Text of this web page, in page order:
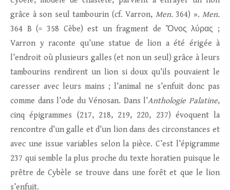
grâce à son seul tambourin (cf. Varron, Men.364) ». Men.
364 B (= 358 Cèbe) est un fragment de Ὄνος λύρας ;
Varron y raconte qu’une statue de lion a été érigée à
l’endroit où plusieurs galles (et non un seul) grâce à leurs
tambourins rendirent un lion si doux qu’ils pouvaient le
caresser avec leurs mains ; l’animal ne s’enfuit donc pas
comme dans l’ode du Vénosan. Dans l’Anthologie Palatine,
cinq épigrammes (217, 218, 219, 220, 237) évoquent la
rencontre d’un galle et d’un lion dans des circonstances et
avec une issue variables selon la pièce. C’est l’épigramme
237 qui semble la plus proche du texte horatien puisque le
prêtre de Cybèle se trouve dans une forêt et que le lion
s’enfuit.